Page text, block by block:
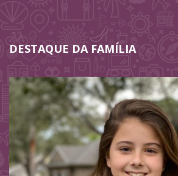
DESTAQUE DA FAMÍLIA